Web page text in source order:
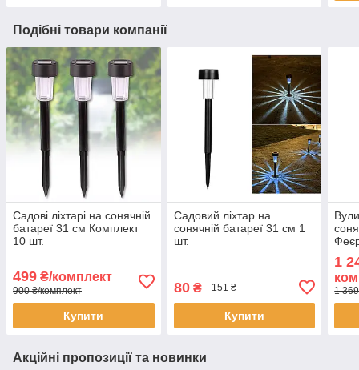
Подібні товари компанії
Садові ліхтарі на сонячній
батареї 31 см Комплект
10 шт.
499 ₴/комплект
900 ₴/комплект
Купити
Садовий ліхтар на
сонячній батареї 31 см 1
шт.
80₴ 151 ₴
Купити
1
1
Акційні пропозиції та новинки